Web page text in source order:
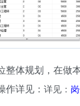
整体规划，在做
作详见： 详见：